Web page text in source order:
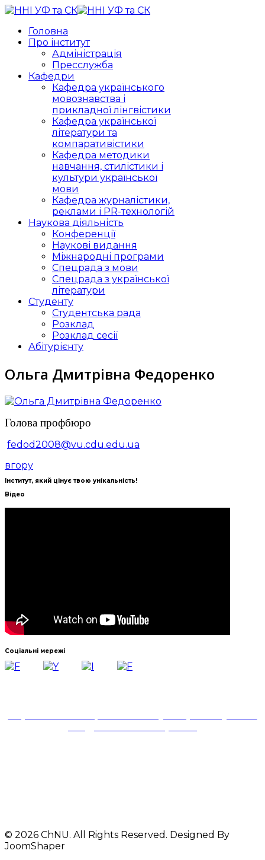
Головна
Про інститут
Адміністрація
Пресслужба
Кафедри
Кафедра українського
мовознавства і
прикладної лінгвістики
Кафедра української
літератури та
компаративістики
Кафедра методики
навчання, стилістики і
культури української
мови
Кафедра журналістики,
реклами і PR-технологій
Наукова діяльність
Конференції
Наукові видання
Міжнародні програми
Спецрада з мови
Спецрада з української
літератури
Студенту
Студентська рада
Розклад
Розклад сесії
Абітурієнту
Ольга Дмитрівна Федоренко
Голова профбюро
fedod2008@vu.cdu.edu.ua
вгору
Інститут, який цінує твою унікальність!
Відео
Соціальні мережі
© 2026 ChNU. All Rights Reserved. Designed By
JoomShaper